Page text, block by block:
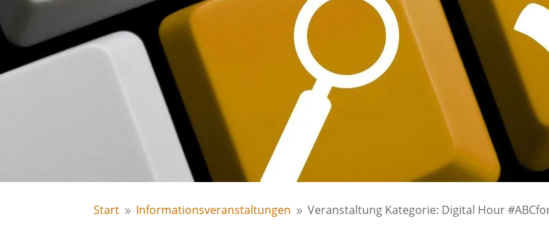
Start 9 Informationsveranstaltungen 9 Veranstaltung Kategorie: Digital Hour